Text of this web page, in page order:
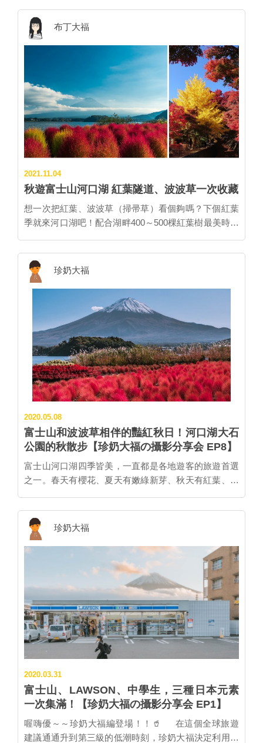
用山梨栽培的甲州葡萄釀造，值得遊客細細品味。
圖：株式会社るうふ／提供 ▋住客專屬鐵板燒晚宴 晚餐
提供專人現場烹調的鐵板燒創意料理，能大啖牛排、番
茄起司鍋或甲斐信玄雞、富士櫻豬肉、山梨縣有機蔬菜
等。再搭配上當地酒莊的美酒與美食一起共舞，讓身心
靈都大滿足。 ※未成年請勿飲酒。飲酒過量，有礙健
康。 ▲美味的鐵板燒創意料理。 圖：株式会社るうふ
／提供 ▲菜單隨季節更動，能品嘗山梨最鮮時令風
味。 圖：株式会社るうふ／提供 ▋夜晚還能這樣過 占
地寬廣的「古民家Rufu蔦之家」擁有前庭、後院雙空
間，晚餐後能三五好友圍繞著篝火聊天，或到2樓的家
庭劇院休憩片刻。文青派則能去書齋認識企業家小佐野
賢治的一生，在充滿懷舊風味的陶器浴池舒適泡澡後，
出木造古民家的另一風貌。 圖：株式会社るうふ／提
供 ▲精緻小巧的「陶器浴池」。 圖：株式会社るうふ
／提供 ◎古民家Rufu蔦之家（古民家宿るうふ 蔦之
山梨縣甲州市勝沼町山931-1 官網：請點我
位於富士山腳下，距離JR河口湖站車程約5分鐘，漫步
10分鐘就能抵達河口湖畔的大池公園。 ▲別墅等級的豪
華露營，真的好想去體驗！ 圖：ムーンライトヴィラ
與常見的半透明景觀巨蛋帳篷不同，這裡主打使用移動
式房屋打造的獨棟小villa，床鋪、衛浴、冷暖氣、迷你
廚房與客廳通通有，輕鬆就能享受露營樂趣。 ▲迷你客
廳的設計結合富士山、天空、櫻花等元素，每棟造型都
不太相同。 圖：ムーンライトヴィラ河口湖大橋／提
供 雖然營區目前不供餐，但相關的烤肉設備超齊全，住
客只要自己購買食材，就能體驗在露天陽台邊烤肉邊欣
起。 ▲美食、星空與懶人沙發作伴的夜晚也太愜意
啦！ 圖：ムーンライトヴィラ河口湖大橋／提供 ▲怕
去露營的晚上總睡不好？超舒適床舖等你來躺！ 圖：
ムーンライトヴィラ河口湖大橋／提供 ◎Moonlight villa
口湖船津309-2 官網：請點我
布丁大福
2021.11.04
秋遊富士山河口湖 紅葉隧道、波波草一次收藏
想一次把紅葉、波波草（掃帚草）看個夠嗎？下個紅葉
季就來河口湖吧！配合湖畔400～500棵紅葉樹最美時刻
場，以「楓葉迴廊」為主會場，周邊擁有綿延1.5公里長
的紅葉街道、各式各樣的攤販，而日落後還有夜間點
燈，熱鬧非凡。 ▲楓葉迴廊。 此外，這裡距離熱門的
能到，相當適合兩個景點一次安排。 ▲大石公園是可以
同時把波波草、河口湖、富士山拍入框的絕佳場所。
2022富士河口湖紅葉祭 期間：10月29日～11月23日 交
通：富士急行線河口湖站搭乘河口湖周遊巴士（Red
Line） ※點我看活動官網。 ▌延伸閱讀 ▌富士山 x 河口
湖 x 掃帚草 大石公園超實用拍照技巧
珍奶大福
2020.05.08
富士山和波波草相伴的豔紅秋日！河口湖大石
公園的秋散步【珍奶大福の攝影分享会 EP8】
富士山河口湖四季皆美，一直都是各地遊客的旅遊首選
之一。春天有櫻花、夏天有嫩綠新芽、秋天有紅葉、冬
富士山靜靜佇立在大地，安穩陪伴圍繞著山林生活的人
們。有人說一見到富山就能不由自主地感受到幸福，編
輯自從親自拜訪過這座聖山之後，一直都覺得，這絕對
的太陽雖然熾烈，但其實氣溫已經低於攝氏 10 度了，
河口湖周邊也被艷麗的楓葉染紅得極致，濃濃秋意在空
氣中縈繞，畫面所及之處幾乎都是暖色的紅橙黃色系，
除此之外眼球抓不出其他顏色了。 而富士山與圓滾滾的
紅色掃帚草一起入鏡的地方，就在河口湖的「大石公
園」。 艷紅秋日 x 富士山 x 大石公園 x 掃帚草！ 位於
富士山河口湖的大石公園一年四季都盛開著不同的花
賞期。公園占地並不算非常廣大，但因為交通便利，不
管是自駕或是搭乘河口湖周遊巴士都能抵達，加上花朵
艷麗，讓這裡成為河口湖周邊的超人氣景點之一，充滿
了來往的人群。 看到紅紅圓圓的掃帚草，大家一定馬上
會想到日本另一個有名的景點，也就是位於茨城縣的國
珍奶大福
2020.03.31
富士山、LAWSON、中學生，三種日本元素
一次集滿！【珍奶大福の攝影分享会 EP1】
喔嗨優～～珍奶大福編登場！！🥤 在這個全球旅遊
建議通通升到第三級的低潮時刻，珍奶大福決定利用每